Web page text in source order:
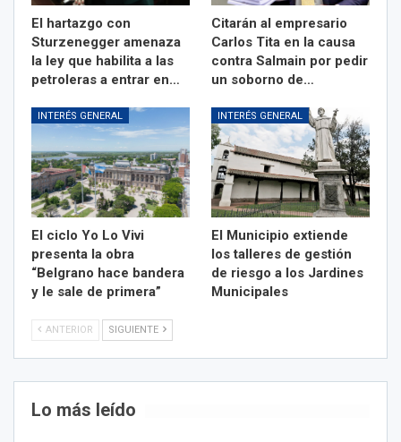
El hartazgo con
Sturzenegger amenaza
la ley que habilita a las
petroleras a entrar en…
Citarán al empresario
Carlos Tita en la causa
contra Salmain por pedir
un soborno de…
INTERÉS GENERAL
El ciclo Yo Lo Vivi
presenta la obra
“Belgrano hace bandera
y le sale de primera”
INTERÉS GENERAL
El Municipio extiende
los talleres de gestión
de riesgo a los Jardines
Municipales
ANTERIOR SIGUIENTE
Lo más leído